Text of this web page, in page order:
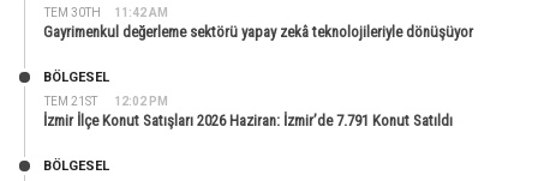
TEM 30TH 11:42 AM
Gayrimenkul değerleme sektörü yapay zekâ teknolojileriyle dönüşüyor
TEM 21ST 12:02 PM
BÖLGESEL
İzmir İlçe Konut Satışları 2026 Haziran: İzmir’de 7.791 Konut Satıldı
BÖLGESEL